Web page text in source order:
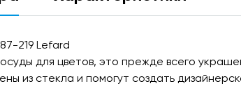
219 Lefard
для цветов, это прежде всего
из стекла и помогут создать